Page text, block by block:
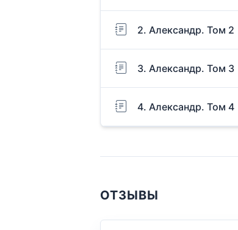
2. Александр. Том 2
3. Александр. Том 3
4. Александр. Том 4
ОТЗЫВЫ